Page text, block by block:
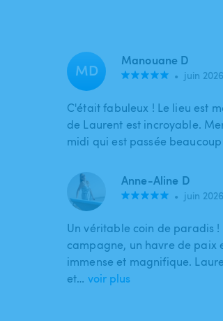
MD Manouane D
• juin
C'était fabuleux ! Le lieu est
de Laurent est incroyable.
midi qui est passée
Anne-Aline D
• juin
Un véritable coin de paradis
campagne, un havre de paix
immense et magnifique.
et… voir plus